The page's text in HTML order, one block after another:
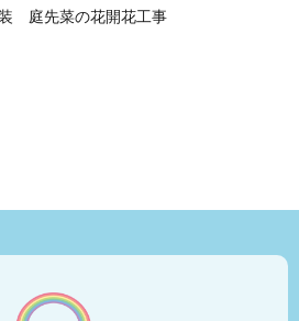
庭先菜の花開花工事